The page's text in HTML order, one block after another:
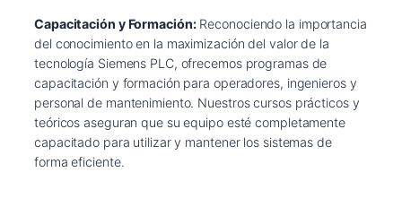
Capacitación y Formación:Reconociendo la importancia
del conocimiento en la maximización del valor de la
tecnología Siemens PLC, ofrecemos programas de
capacitación y formación para operadores, ingenieros y
personal de mantenimiento. Nuestros cursos prácticos y
teóricos aseguran que su equipo esté completamente
capacitado para utilizar y mantener los sistemas de
forma eficiente.